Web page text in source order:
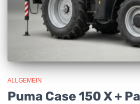
ALLGEMEIN
Puma Case 150 X +